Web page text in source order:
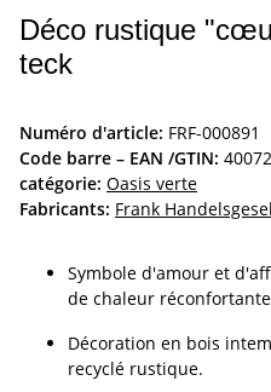
Déco rustique
teck
Numéro d'article: FRF-000891
Code barre – EAN /GTIN:
catégorie: Oasis verte
Fabricants: Frank
Symbole d'amour et
de chaleur
Décoration en bois
recyclé rustique.